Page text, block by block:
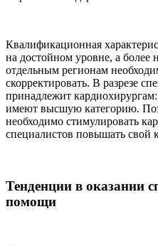
Квалификационная
на достойном уровне, а более
отдельным регионам
скорректировать. В разрезе
принадлежит
имеют высшую категорию.
необходимо стимулировать
специалистов повышать свой
Тенденции в оказании
помощи